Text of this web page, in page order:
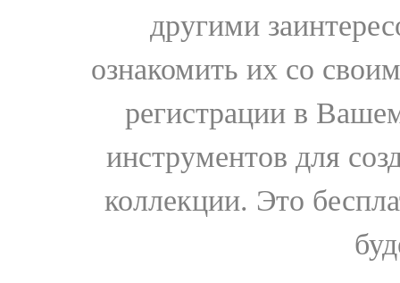
другими
ознакомить их со
регистрации в
инструментов для
коллекции. Это